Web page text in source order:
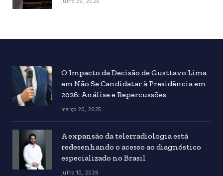
O Impacto da Decisão de Gusttavo Lima
em Não Se Candidatar à Presidência em
2026: Análise e Repercussões
março 20, 2025
A expansão da telerradiologia está
redesenhando o acesso ao diagnóstico
especializado no Brasil
julho 10, 2026